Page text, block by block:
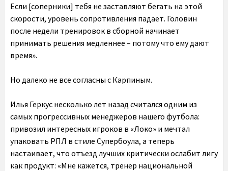
Если [соперники] тебя не заставляют бегать на этой
скорости, уровень сопротивления падает. Головин
после недели тренировок в сборной начинает
принимать решения медленнее – потому что ему дают
время».
Но далеко не все согласны с Карпиным.
Илья Геркус несколько лет назад считался одним из
самых прогрессивных менеджеров нашего футбола:
привозил интересных игроков в «Локо» и мечтал
упаковать РПЛ в стиле Супербоула, а теперь
настаивает, что отъезд лучших критически ослабит лигу
как продукт: «Мне кажется, тренер национальной